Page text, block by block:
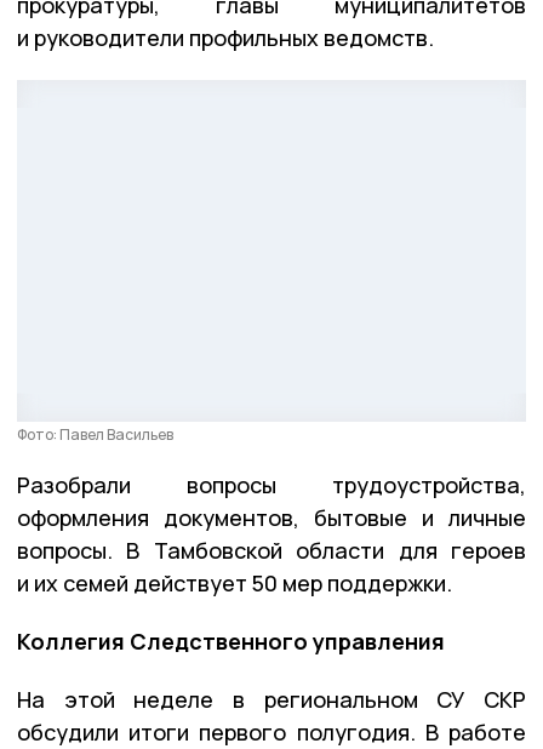
и руководители профильных ведомств.
Фото: Павел Васильев
Разобрали вопросы трудоустройства,
оформления документов, бытовые и личные
вопросы. В Тамбовской области для героев
и их семей действует 50 мер поддержки.
Коллегия Следственного управления
На этой неделе в региональном СУ СКР
обсудили итоги первого полугодия. В работе